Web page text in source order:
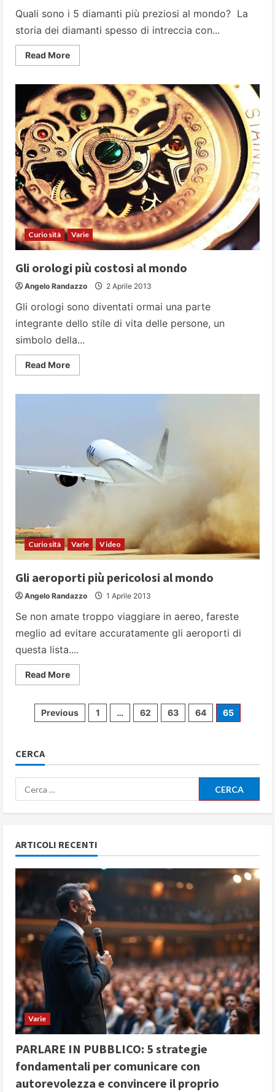
Quali sono i 5 diamanti più preziosi al mondo? La
storia dei diamanti spesso di intreccia con...
Read MoreRead
more
5
diamanti
più
grandi
e
preziosi
al
mondo
Curiosità Varie
Gli orologi più costosi al mondo
Angelo Randazzo 2 Aprile 2013
Gli orologi sono diventati ormai una parte
integrante dello stile di vita delle persone, un
simbolo della...
Read MoreRead
more
Curiosità Varie Video
Gli aeroporti più pericolosi al mondo
Angelo Randazzo 1 Aprile 2013
Se non amate troppo viaggiare in aereo, fareste
meglio ad evitare accuratamente gli aeroporti di
questa lista....
Read MoreRead
more
aeroporti
più
pericolosi
Paginazione
articoli
Previous 1 … 62 63 64 65
CERCA
Ricerca
per:
ARTICOLI RECENTI
Varie
PARLARE IN PUBBLICO: 5 strategie
fondamentali per comunicare con
autorevolezza e convincere il proprio